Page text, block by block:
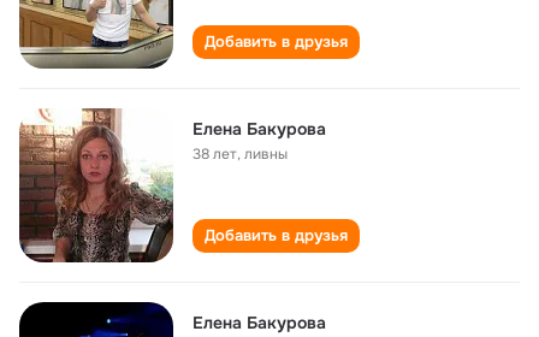
Добавить в друзья
Елена Бакурова
38 лет,ливны
Добавить в друзья
Елена Бакурова